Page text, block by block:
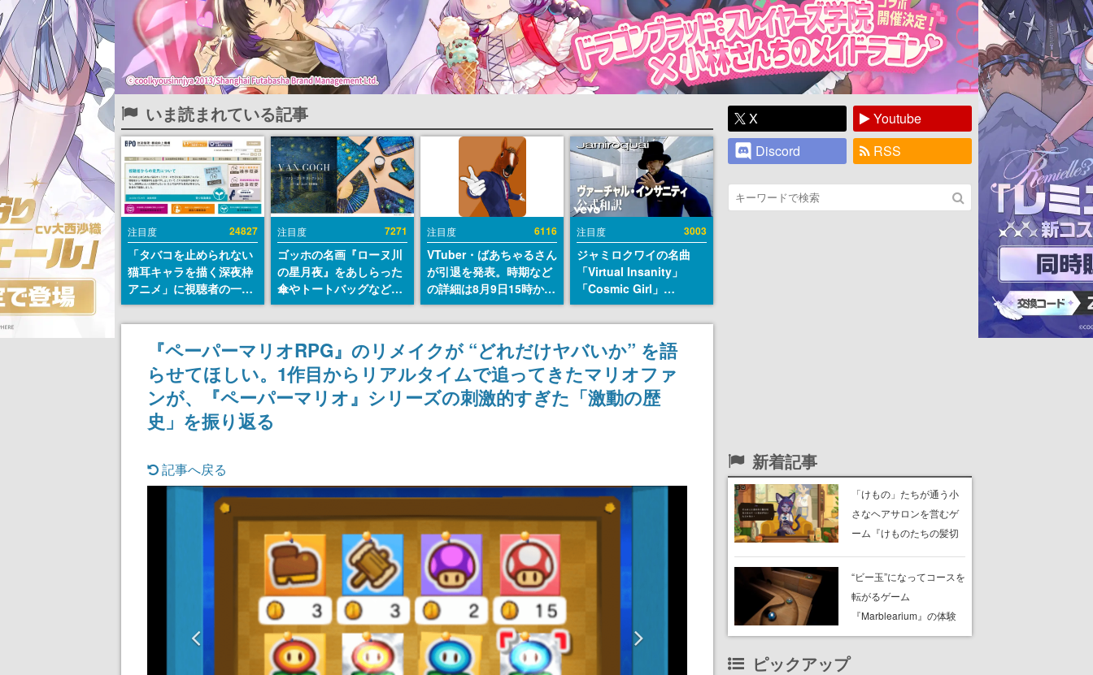
いま読まれている記事
注目度 24827
「タバコを止められない
猫耳キャラを描く深夜枠
アニメ」に視聴者の一部
から批判意見。違法薬物
の使用と思しき描写も含
めて、BPOが議論を交わ
注目度 7271
ゴッホの名画『ローヌ川
の星月夜』をあしらった
傘やトートバッグなどが
登場。8月7日21時より2
日間限定で予約販売
注目度 6116
VTuber・ばあちゃるさん
が引退を発表。時期など
の詳細は8月9日15時から
の配信で説明
注目度 3003
ジャミロクワイの名曲
「Virtual Insanity」
「Cosmic Girl」
「Canned Heat」公式日
本語字幕付きMVがいき
なり公開！「SUMMER
SONIC 2026」での9年ぶ
りとなる日本公演を記念
して
『ペーパーマリオRPG』のリメイクが “どれだけヤバいか” を語
らせてほしい。1作目からリアルタイムで追ってきたマリオファ
ンが、『ペーパーマリオ』シリーズの刺激的すぎた「激動の歴
史」を振り返る
記事へ戻る
X
Youtube
Discord
RSS
新着記事
「けもの」たちが通う小
さなヘアサロンを営むゲ
ーム『けものたちの髪切
始。悩みを持ったお客様
と会話を交わし“本当に望
んでる髪型”を見つけ出す
“ビー玉”になってコースを
転がるゲーム
『Marblearium』の体験
版がSteamで本日8月7日
ピックアップ